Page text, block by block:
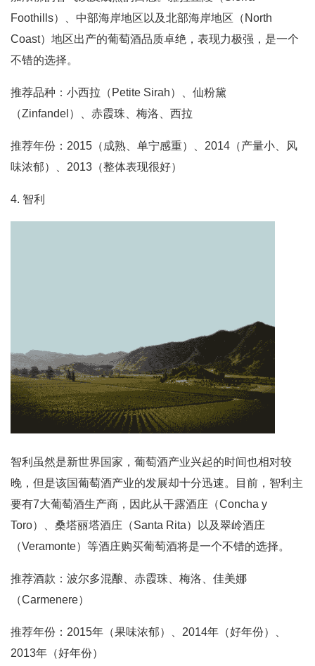
Foothills）、中部海岸地区以及北部海岸地区（North
Coast）地区出产的葡萄酒品质卓绝，表现力极强，是一个
不错的选择。
推荐品种：小西拉（Petite Sirah）、仙粉黛
（Zinfandel）、赤霞珠、梅洛、西拉
推荐年份：2015（成熟、单宁感重）、2014（产量小、风
味浓郁）、2013（整体表现很好）
4. 智利
智利虽然是新世界国家，葡萄酒产业兴起的时间也相对较
晚，但是该国葡萄酒产业的发展却十分迅速。目前，智利主
要有7大葡萄酒生产商，因此从干露酒庄（Concha y
Toro）、桑塔丽塔酒庄（Santa Rita）以及翠岭酒庄
（Veramonte）等酒庄购买葡萄酒将是一个不错的选择。
推荐酒款：波尔多混酿、赤霞珠、梅洛、佳美娜
（Carmenere）
推荐年份：2015年（果味浓郁）、2014年（好年份）、
2013年（好年份）